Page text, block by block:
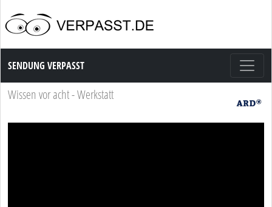
Sendung Verpasst
SENDUNG VERPASST
Wissen vor acht - Werkstatt